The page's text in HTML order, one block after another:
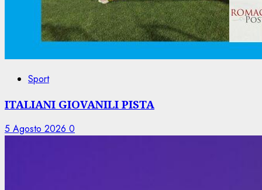
Sport
ITALIANI GIOVANILI PISTA
5 Agosto 2026 0